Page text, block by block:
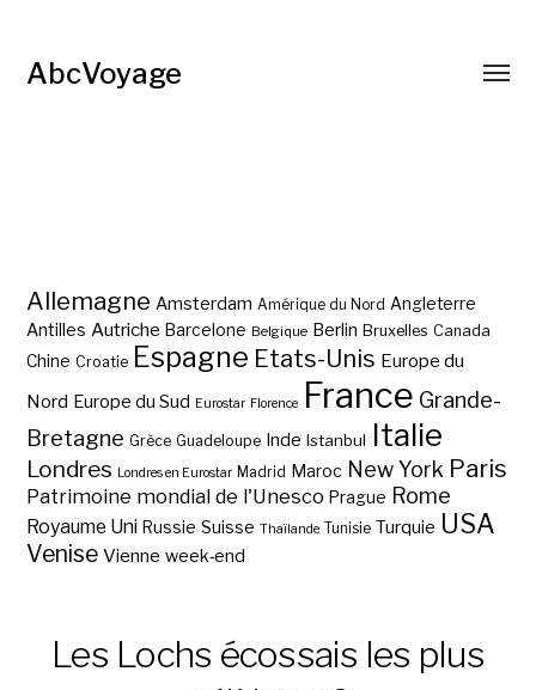
AbcVoyage
Allemagne Amsterdam Amérique du Nord Angleterre
Antilles Autriche Barcelone Belgique Berlin Bruxelles Canada
Chine Croatie Espagne Etats-Unis Europe du
Nord Europe du Sud Eurostar Florence France Grande-
Bretagne Grèce Guadeloupe Inde Istanbul Italie
Londres Londres en Eurostar Madrid Maroc New York Paris
Patrimoine mondial de l'Unesco Prague Rome
Royaume Uni Russie Suisse Thaïlande Tunisie Turquie USA
Venise Vienne week-end
Les Lochs écossais les plus